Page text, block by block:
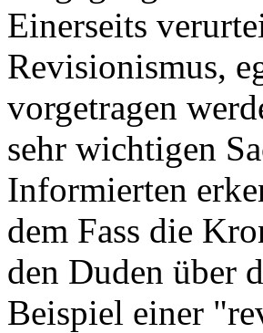
Einerseits
Revisionismus,
vorgetragen
sehr wichtigen
Informierten
dem Fass die
den Duden über
Beispiel einer